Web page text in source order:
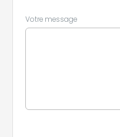
Votre message